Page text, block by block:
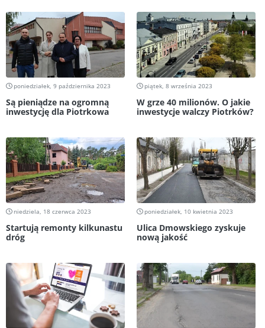
poniedziałek, 9 października 2023
Są pieniądze na ogromną
inwestycję dla Piotrkowa
piątek, 8 września 2023
W grze 40 milionów. O jakie
inwestycje walczy Piotrków?
niedziela, 18 czerwca 2023
Startują remonty kilkunastu
dróg
poniedziałek, 10 kwietnia 2023
Ulica Dmowskiego zyskuje
nową jakość